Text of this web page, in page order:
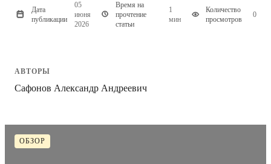
Дата
публикации
05
июня
2026
Время на
прочтение
статьи
1
мин
Количество
просмотров
0
АВТОРЫ
Сафонов Александр Андреевич
ОБЗОР